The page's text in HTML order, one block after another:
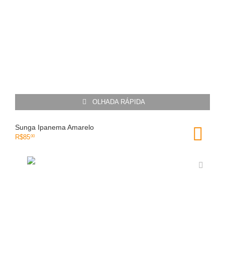
OLHADA RÁPIDA
Sunga Ipanema Amarelo
R$8500